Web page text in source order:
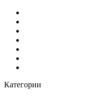
Категории